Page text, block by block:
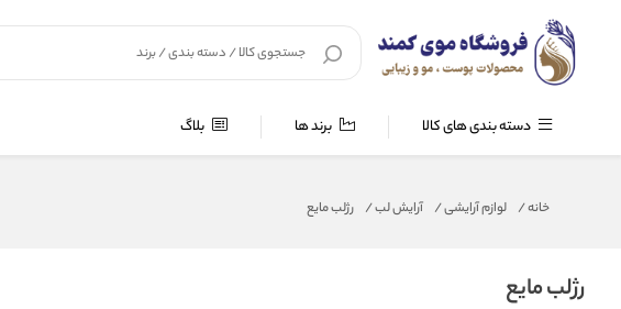
دسته بندی های کالا برند ها بلاگ
خانه/ لوازم آرایشی/ آرایش لب/ رژلب مایع
رژلب مایع